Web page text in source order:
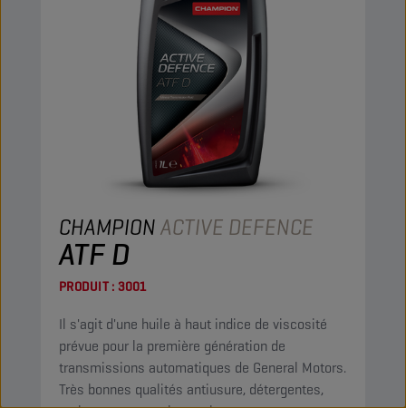
CHAMPIONACTIVE DEFENCE
ATF D
PRODUIT : 3001
Il s'agit d'une huile à haut indice de viscosité
prévue pour la première génération de
transmissions automatiques de General Motors.
Très bonnes qualités antiusure, détergentes,